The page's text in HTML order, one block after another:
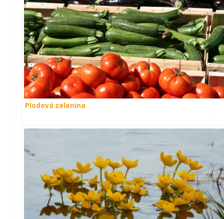
Plodová zelenina